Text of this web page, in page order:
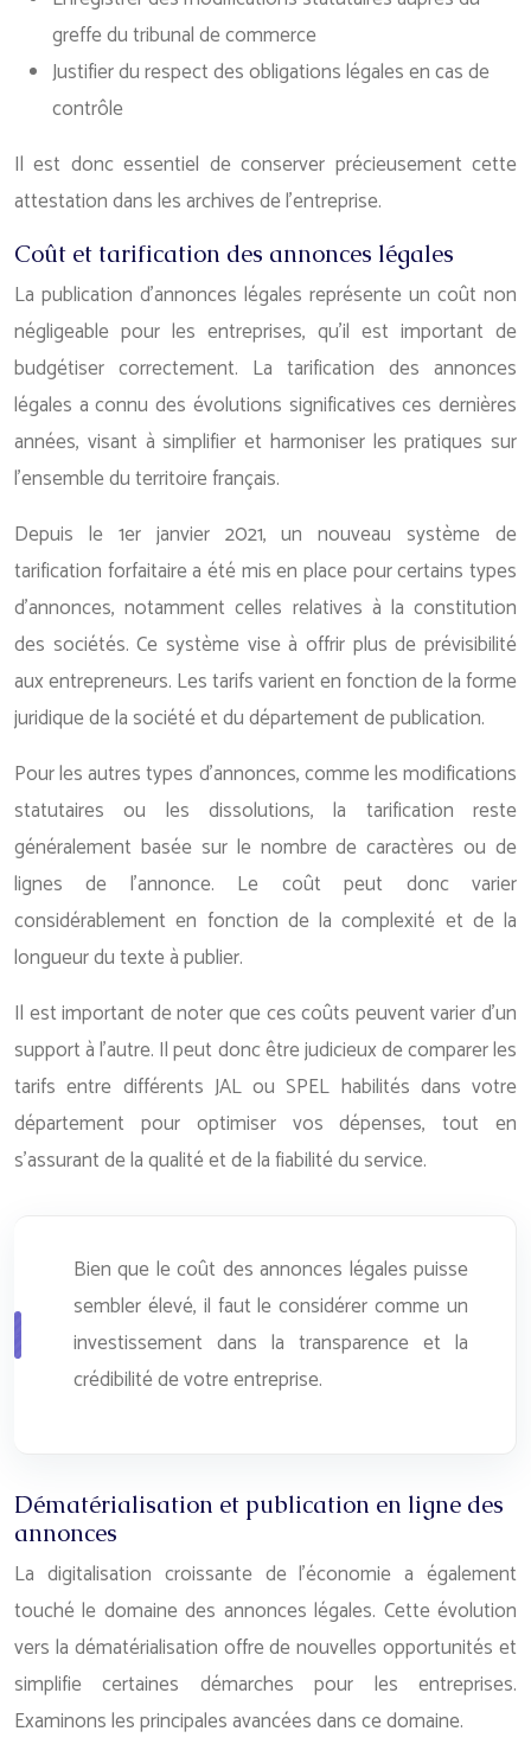
greffe du tribunal de commerce
Justifier du respect des obligations légales en cas de
contrôle
Il est donc essentiel de conserver précieusement cette
attestation dans les archives de l’entreprise.
Coût et tarification des annonces légales
La publication d’annonces légales représente un coût non
négligeable pour les entreprises, qu’il est important de
budgétiser correctement. La tarification des annonces
légales a connu des évolutions significatives ces dernières
années, visant à simplifier et harmoniser les pratiques sur
l’ensemble du territoire français.
Depuis le 1er janvier 2021, un nouveau système de
tarification forfaitaire a été mis en place pour certains types
d’annonces, notamment celles relatives à la constitution
des sociétés. Ce système vise à offrir plus de prévisibilité
aux entrepreneurs. Les tarifs varient en fonction de la forme
juridique de la société et du département de publication.
Pour les autres types d’annonces, comme les modifications
statutaires ou les dissolutions, la tarification reste
généralement basée sur le nombre de caractères ou de
lignes de l’annonce. Le coût peut donc varier
considérablement en fonction de la complexité et de la
longueur du texte à publier.
Il est important de noter que ces coûts peuvent varier d’un
support à l’autre. Il peut donc être judicieux de comparer les
tarifs entre différents JAL ou SPEL habilités dans votre
département pour optimiser vos dépenses, tout en
s’assurant de la qualité et de la fiabilité du service.
Bien que le coût des annonces légales puisse
sembler élevé, il faut le considérer comme un
investissement dans la transparence et la
crédibilité de votre entreprise.
Dématérialisation et publication en ligne des
annonces
La digitalisation croissante de l’économie a également
touché le domaine des annonces légales. Cette évolution
vers la dématérialisation offre de nouvelles opportunités et
simplifie certaines démarches pour les entreprises.
Examinons les principales avancées dans ce domaine.